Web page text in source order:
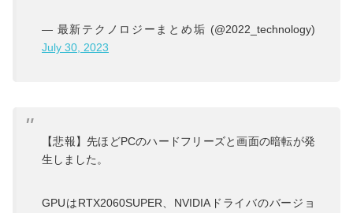
— 最新テクノロジーまとめ垢 (@2022_technology)
July 30, 2023
【悲報】先ほどPCのハードフリーズと画面の暗転が発
生しました。
GPUはRTX2060SUPER、NVIDIAドライバのバージョ